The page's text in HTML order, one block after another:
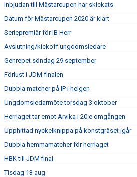
Inbjudan till Mästarcupen har skickats
Datum för Mästarcupen 2020 är klart
Seriepremiär för IB Herr
Avslutning/kickoff ungdomsledare
Genrepet söndag 29 september
Förlust i JDM-finalen
Dubbla matcher på IP i helgen
Ungdomsledarmöte torsdag 3 oktober
Herrlaget tar emot Arvika i 20:e omgången
Upphittad nyckelknippa på konstgräset igår
Dubbla hemmamatcher för herrlaget
HBK till JDM final
Tisdag 13 aug